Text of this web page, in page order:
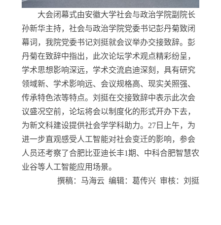
大会闭幕式由安徽大学社会与政治学院副院长
孙新华主持，社会与政治学院党委书记彭丹菊致闭
幕词，我院党委书记刘挺就会议举办交接致辞。彭
丹菊在致辞中指出，此次论坛学术观点精彩纷呈，
学术思想影响深远，学术交流启迪深刻，具有研究
领域新、学术影响远、会议规格高、现实关照强、
传承特色浓等特点。刘挺在交接致辞中表示此次会
议盛况空前，论坛将会以制度化的形式开办下去，
为新文科建设提供社会学学科助力。 27 日上午，为
进一步直观感受人工智能对社会变迁的影响，参会
人员还考察了合肥比亚迪长丰1期、中科合肥智慧农
业谷等人工智能应用场景。
撰稿：马海云 编辑：葛传兴 审核：刘挺